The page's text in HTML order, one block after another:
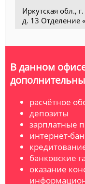
Иркутская обл.,
д. 13 Отделение
В данном
расчётное
депозиты
зарплатные
интернет-
банковские
оказание